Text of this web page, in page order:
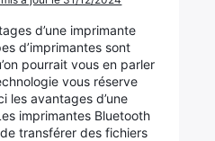
d’une imprimante
d’imprimantes sont
pourrait vous en parler
vous réserve
les avantages d’une
imprimantes Bluetooth
transférer des fichiers